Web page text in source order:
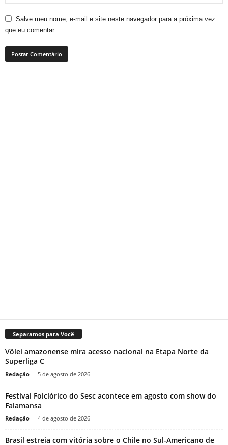
Salve meu nome, e-mail e site neste navegador para a próxima vez
que eu comentar.
Separamos para Você
Vôlei amazonense mira acesso nacional na Etapa Norte da
Superliga C
Redação - 5 de agosto de 2026
Festival Folclórico do Sesc acontece em agosto com show do
Falamansa
Redação - 4 de agosto de 2026
Brasil estreia com vitória sobre o Chile no Sul-Americano de